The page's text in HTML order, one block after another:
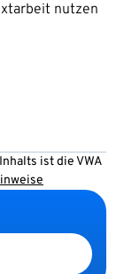
nutzen
ist die VWA